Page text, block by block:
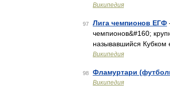
Википедия
97 Лига чемпионов ЕГФ
чемпионов&#160;
называвшийся Кубком
Википедия
98 Фламуртари
Википедия